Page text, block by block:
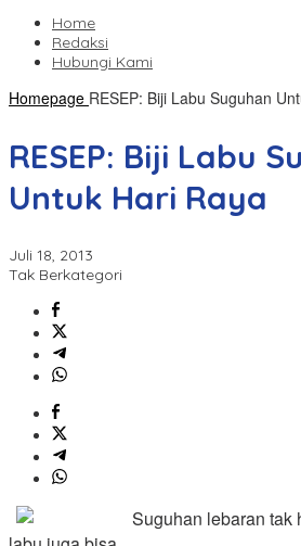
Home
Redaksi
Hubungi Kami
Homepage RESEP: Biji Labu Suguhan
RESEP: Biji Labu
Untuk Hari Raya
Juli 18, 2013
Tak Berkategori
Suguhan lebaran tak